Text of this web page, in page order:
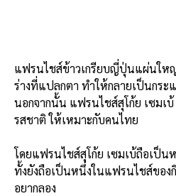
แฟรนไชส์ข้าวเกรียบญี่ปุ่นแผ่นให
ร่างที่แปลกตา ทำให้กลายเป็นกระ
นอกจากนั้น แฟรนไชส์สุโก้ย เซมเ
รสชาติ ให้เหมาะกับคนไทย
โดยแฟรนไชส์สุโก้ย เซมเบ้ถือเป็น
ทั้งยังถือเป็นหนึ่งในแฟรนไชส์ของ
อยากลอง